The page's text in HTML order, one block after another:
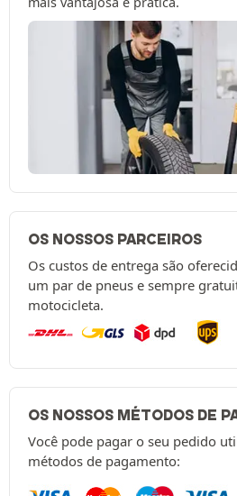
OS NOSSOS PARCEIROS
Os custos de entrega são
um par de pneus e sempre
motocicleta.
OS NOSSOS MÉTODOS DE
Você pode pagar o seu pedido
métodos de pagamento: